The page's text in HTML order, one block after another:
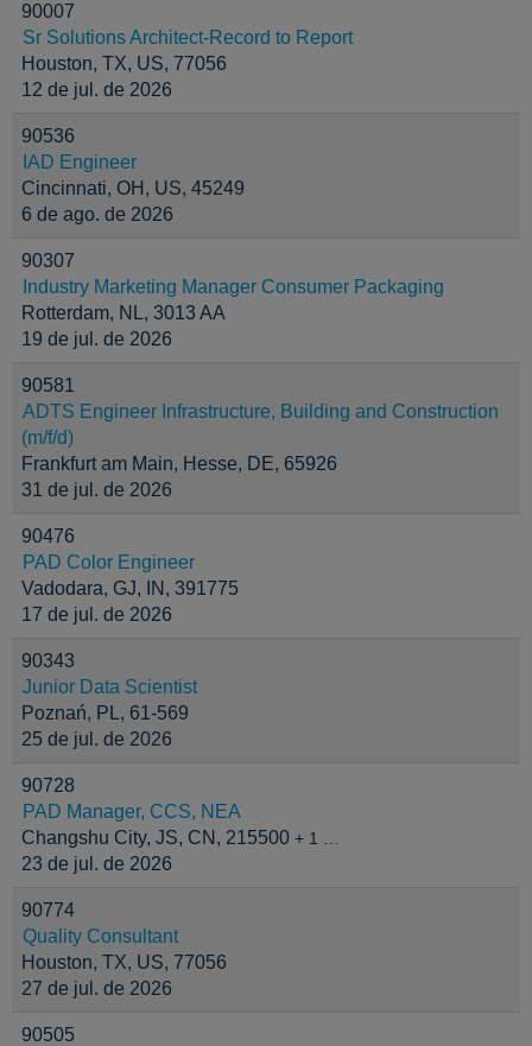
90007
Sr Solutions Architect-Record to Report
Houston, TX, US, 77056
12 de jul. de 2026
90536
IAD Engineer
Cincinnati, OH, US, 45249
6 de ago. de 2026
90307
Industry Marketing Manager Consumer Packaging
Rotterdam, NL, 3013 AA
19 de jul. de 2026
90581
ADTS Engineer Infrastructure, Building and Construction
(m/f/d)
Frankfurt am Main, Hesse, DE, 65926
31 de jul. de 2026
90476
PAD Color Engineer
Vadodara, GJ, IN, 391775
17 de jul. de 2026
90343
Junior Data Scientist
Poznań, PL, 61-569
25 de jul. de 2026
90728
PAD Manager, CCS, NEA
Changshu City, JS, CN, 215500 + 1 …
23 de jul. de 2026
90774
Quality Consultant
Houston, TX, US, 77056
27 de jul. de 2026
90505